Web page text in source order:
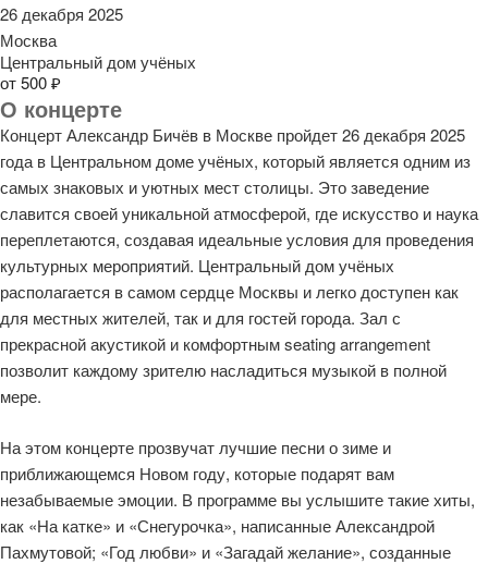
26 декабря 2025
Москва
Центральный дом учёных
от 500 ₽
О концерте
Концерт Александр Бичёв в Москве пройдет 26 декабря 2025
года в Центральном доме учёных, который является одним из
самых знаковых и уютных мест столицы. Это заведение
славится своей уникальной атмосферой, где искусство и наука
переплетаются, создавая идеальные условия для проведения
культурных мероприятий. Центральный дом учёных
располагается в самом сердце Москвы и легко доступен как
для местных жителей, так и для гостей города. Зал с
прекрасной акустикой и комфортным seating arrangement
позволит каждому зрителю насладиться музыкой в полной
мере.
На этом концерте прозвучат лучшие песни о зиме и
приближающемся Новом году, которые подарят вам
незабываемые эмоции. В программе вы услышите такие хиты,
как «На катке» и «Снегурочка», написанные Александрой
Пахмутовой; «Год любви» и «Загадай желание», созданные